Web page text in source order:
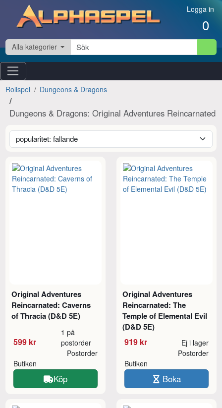
Hoppa till innehåll Logga in
0
Alla kategorier
Rollspel Dungeons & Dragons
Dungeons & Dragons: Original Adventures Reincarnated
Original Adventures
Reincarnated: Caverns
of Thracia (D&D 5E)
599 kr
1 på
postorder
Butiken
Postorder
Köp
Original Adventures
Reincarnated: The
Temple of Elemental Evil
(D&D 5E)
919 kr Ej i lager
Butiken
Postorder
Boka